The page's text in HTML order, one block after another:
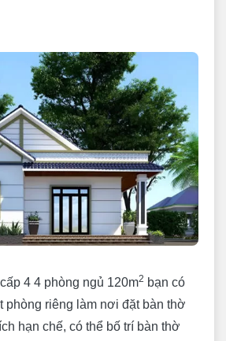
4 4 phòng ngủ 120m2 bạn có
phòng riêng làm nơi đặt bàn thờ
hạn chế, có thể bố trí bàn thờ